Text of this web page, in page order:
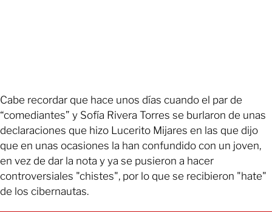
Cabe recordar que hace unos días cuando el par de
“comediantes” y Sofía Rivera Torres se burlaron de unas
declaraciones que hizo Lucerito Mijares en las que dijo
que en unas ocasiones la han confundido con un joven,
en vez de dar la nota y ya se pusieron a hacer
controversiales "chistes", por lo que se recibieron "hate"
de los cibernautas.